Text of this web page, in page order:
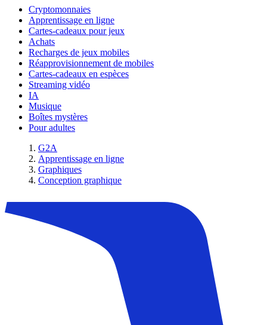
Cryptomonnaies
Apprentissage en ligne
Cartes-cadeaux pour jeux
Achats
Recharges de jeux mobiles
Réapprovisionnement de mobiles
Cartes-cadeaux en espèces
Streaming vidéo
IA
Musique
Boîtes mystères
Pour adultes
G2A
Apprentissage en ligne
Graphiques
Conception graphique